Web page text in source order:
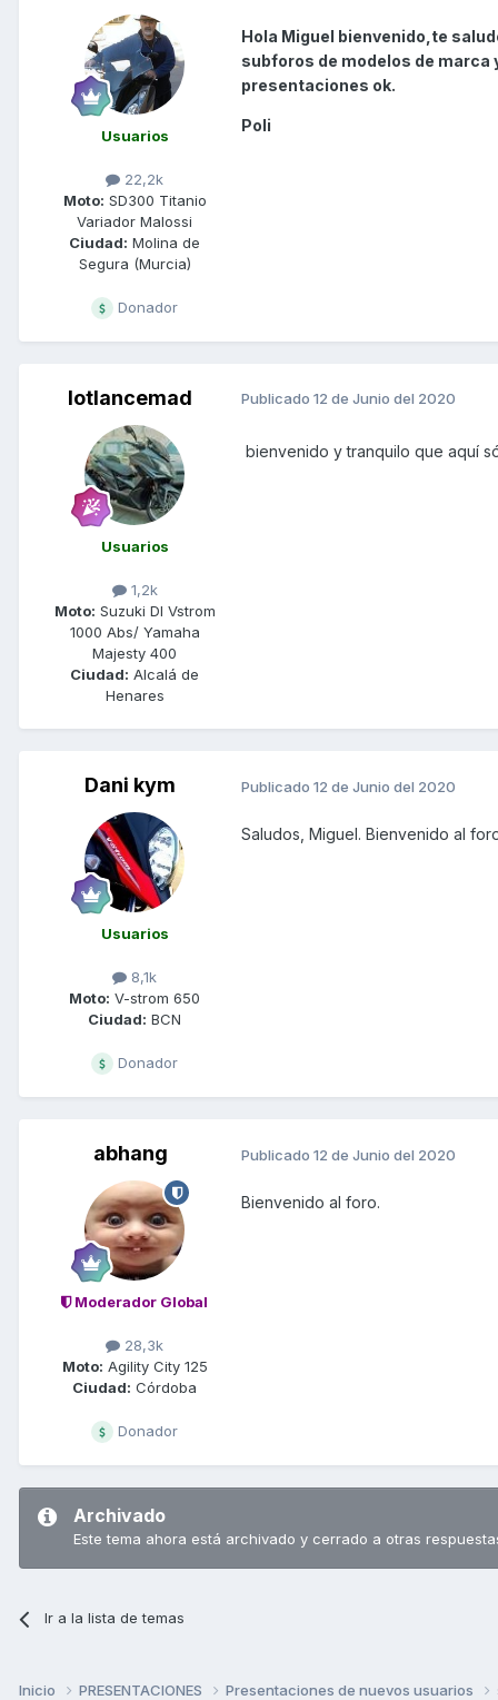
Usuarios
22,2k
Moto: SD300 Titanio
Variador Malossi
Ciudad: Molina de
Segura (Murcia)
Donador
Hola Miguel bienvenido,te
subforos de modelos de marca
presentaciones ok.
Poli
lotlancemad
Usuarios
1,2k
Moto: Suzuki Dl Vstrom
1000 Abs/ Yamaha
Majesty 400
Ciudad: Alcalá de
Henares
Publicado 12 de Junio del 2020
bienvenido y tranquilo que aquí
Dani kym
Usuarios
8,1k
Moto: V-strom 650
Ciudad: BCN
Donador
Publicado 12 de Junio del 2020
Saludos, Miguel. Bienvenido al
abhang
Moderador Global
28,3k
Moto: Agility City 125
Ciudad: Córdoba
Donador
Publicado 12 de Junio del 2020
Bienvenido al foro.
Archivado
Este tema ahora está archivado y cerrado a otras
Ir a la lista de temas
Inicio PRESENTACIONES Presentaciones de nuevos usuarios